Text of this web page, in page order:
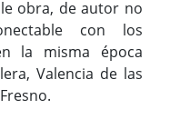
obra, de autor no
con los
la misma época
Valencia de las